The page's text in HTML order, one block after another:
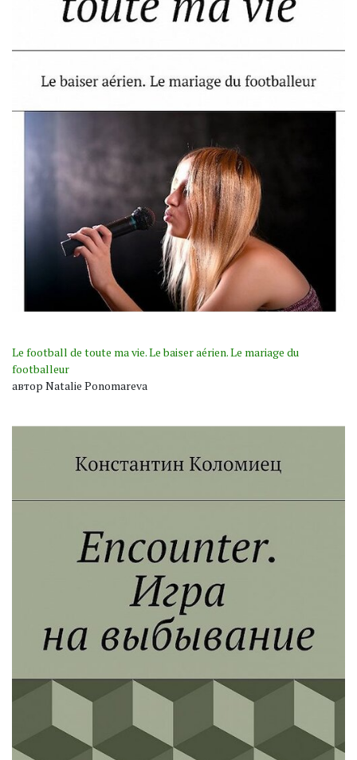
Le football de toute ma vie. Le baiser aérien. Le mariage du
footballeur
автор Natalie Ponomareva